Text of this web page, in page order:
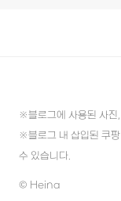
※블로그에 사용된 사진,
※블로그 내 삽입된 쿠
수 있습니다.
© Heina